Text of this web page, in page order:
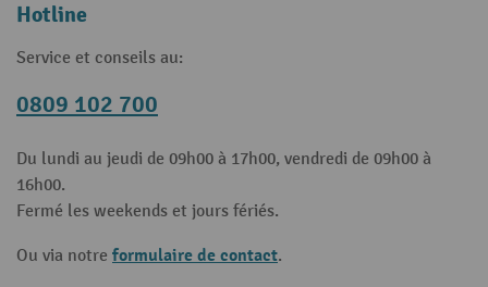
Hotline
Service et conseils au:
0809 102 700
Du lundi au jeudi de 09h00 à 17h00, vendredi de 09h00 à
16h00.
Fermé les weekends et jours fériés.
Ou via notre formulaire de contact.